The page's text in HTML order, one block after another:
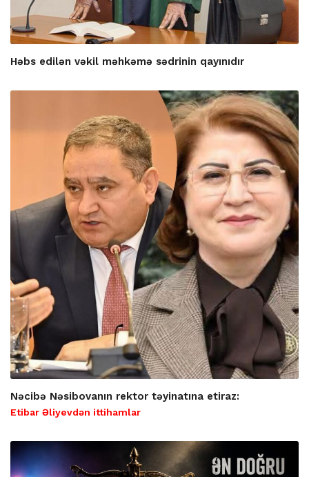
Həbs edilən vəkil məhkəmə sədrinin qayınıdır
Nəcibə Nəsibovanın rektor təyinatına etiraz:
Etibar Əliyevdən ittihamlar